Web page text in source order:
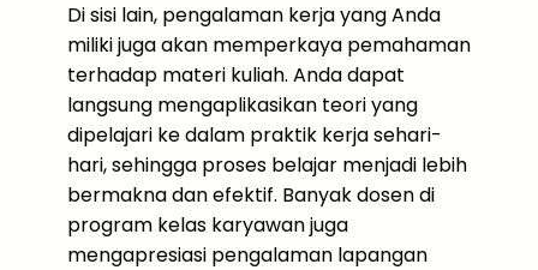
Di sisi lain, pengalaman kerja yang Anda
miliki juga akan memperkaya pemahaman
terhadap materi kuliah. Anda dapat
langsung mengaplikasikan teori yang
dipelajari ke dalam praktik kerja sehari-
hari, sehingga proses belajar menjadi lebih
bermakna dan efektif. Banyak dosen di
program kelas karyawan juga
mengapresiasi pengalaman lapangan